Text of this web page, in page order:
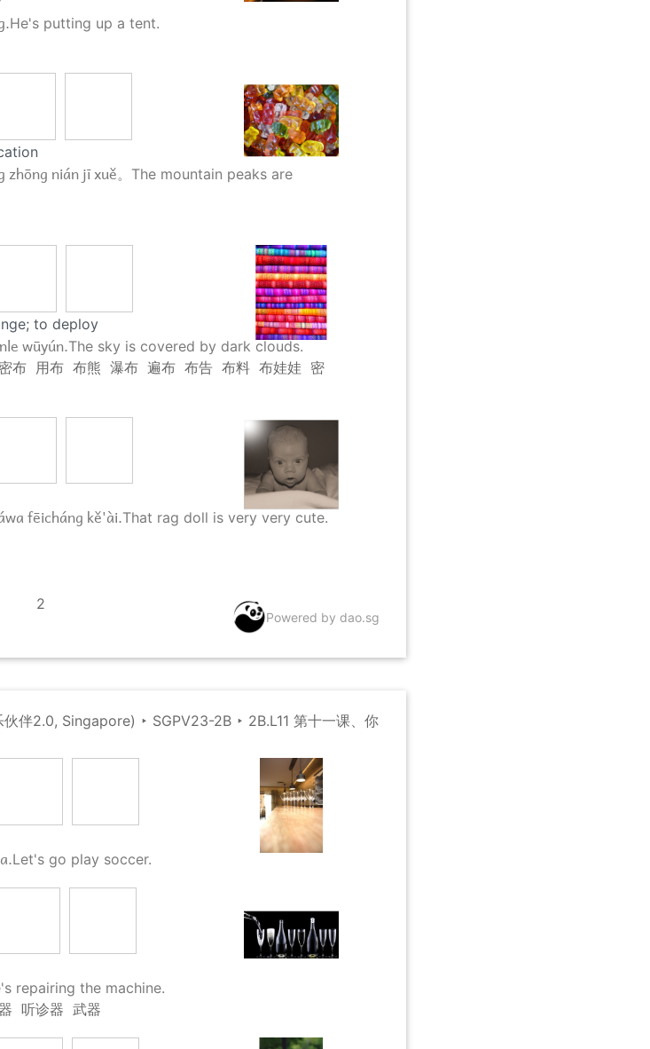
He's putting up a tent.
nián jī xuě。
The mountain peaks are
to deploy
wūyún.The sky is covered by dark clouds.
布 用布 布熊 瀑布 遍布 布告 布料 布娃娃 密
fēicháng kě'ài.That rag doll is very very cute.
2
Powered by dao.sg
伴2.0, Singapore) ‣ SGPV23-2B ‣ 2B.L11 第十一课、你
Let's go play soccer.
repairing the machine.
听诊器 武器